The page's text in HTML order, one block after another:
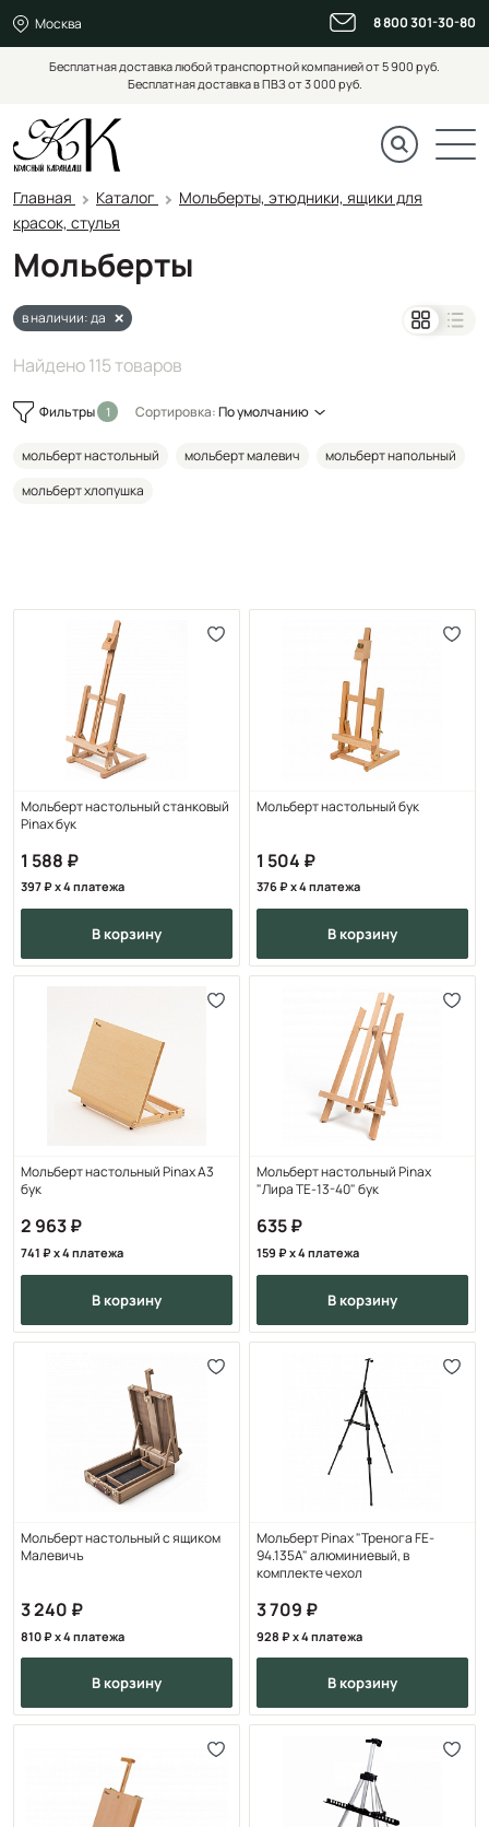
Москва 8 800 301-30-80
Бесплатная доставка любой транспортной компанией от 5 900 руб.
Бесплатная доставка в ПВЗ от 3 000 руб.
Главная Каталог
Мольберты, этюдники, ящики для
красок, стулья
Мольберты
в наличии: да
Найдено 115 товаров
Фильтры Сортировка:По умолчанию
мольберт настольный мольберт малевич
мольберт напольный
мольберт хлопушка
Мольберт настольный станковый
Pinax бук
1 588
397 x 4 платежа
в корзину
Мольберт настольный бук
1 504
376 x 4 платежа
в корзину
Мольберт настольный Pinax А3
бук
2 963
741 x 4 платежа
в корзину
Мольберт настольный Pinax
"Лира TE-13-40" бук
635
159 x 4 платежа
в корзину
Мольберт настольный с ящиком
Малевичъ
3 240
810 x 4 платежа
в корзину
Мольберт Pinax "Тренога FE-
94.135A" алюминиевый, в
комплекте чехол
3 709
928 x 4 платежа
в корзину